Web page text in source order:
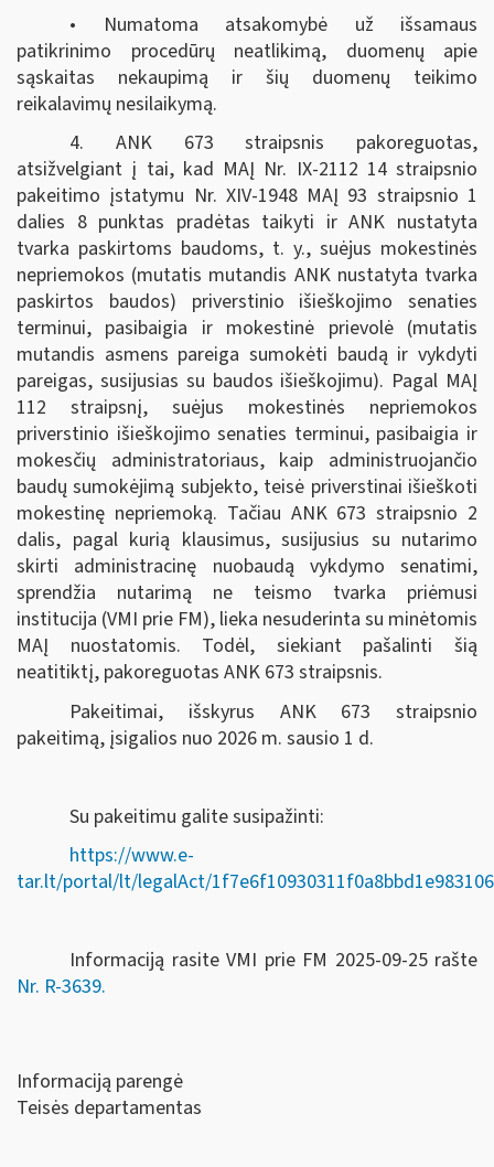
• Numatoma atsakomybė už išsamaus
patikrinimo procedūrų neatlikimą, duomenų apie
sąskaitas nekaupimą ir šių duomenų teikimo
reikalavimų nesilaikymą.
4. ANK 673 straipsnis pakoreguotas,
atsižvelgiant į tai, kad MAĮ Nr. IX-2112 14 straipsnio
pakeitimo įstatymu Nr. XIV-1948 MAĮ 93 straipsnio 1
dalies 8 punktas pradėtas taikyti ir ANK nustatyta
tvarka paskirtoms baudoms, t. y., suėjus mokestinės
nepriemokos (mutatis mutandis ANK nustatyta tvarka
paskirtos baudos) priverstinio išieškojimo senaties
terminui, pasibaigia ir mokestinė prievolė (mutatis
mutandis asmens pareiga sumokėti baudą ir vykdyti
pareigas, susijusias su baudos išieškojimu). Pagal MAĮ
112 straipsnį, suėjus mokestinės nepriemokos
priverstinio išieškojimo senaties terminui, pasibaigia ir
mokesčių administratoriaus, kaip administruojančio
baudų sumokėjimą subjekto, teisė priverstinai išieškoti
mokestinę nepriemoką. Tačiau ANK 673 straipsnio 2
dalis, pagal kurią klausimus, susijusius su nutarimo
skirti administracinę nuobaudą vykdymo senatimi,
sprendžia nutarimą ne teismo tvarka priėmusi
institucija (VMI prie FM), lieka nesuderinta su minėtomis
MAĮ nuostatomis. Todėl, siekiant pašalinti šią
neatitiktį, pakoreguotas ANK 673 straipsnis.
Pakeitimai, išskyrus ANK 673 straipsnio
pakeitimą, įsigalios nuo 2026 m. sausio 1 d.
Su pakeitimu galite susipažinti:
https://www.e-
tar.lt/portal/lt/legalAct/
Informaciją rasite VMI prie FM 2025-09-25 rašte
Nr. R-3639.
Informaciją parengė
Teisės departamentas